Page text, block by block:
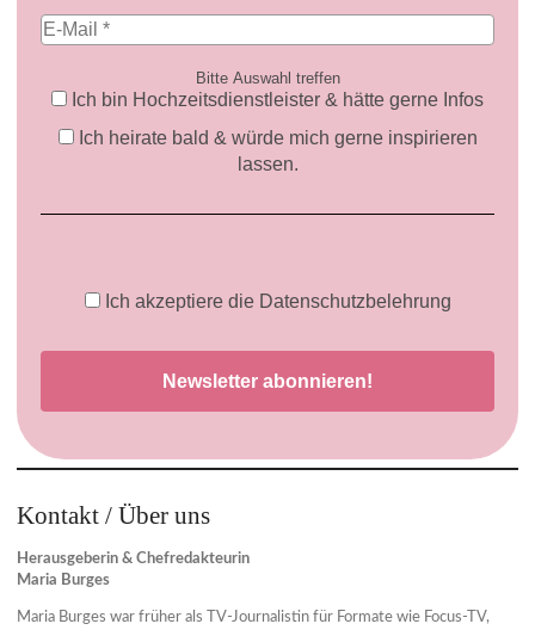
Bitte Auswahl treffen
Ich bin Hochzeitsdienstleister & hätte gerne Infos
Ich heirate bald & würde mich gerne inspirieren
lassen.
Ich akzeptiere die Datenschutzbelehrung
Kontakt / Über uns
Herausgeberin & Chefredakteurin
Maria Burges
Maria Burges war früher als TV-Journalistin für Formate wie Focus-TV,